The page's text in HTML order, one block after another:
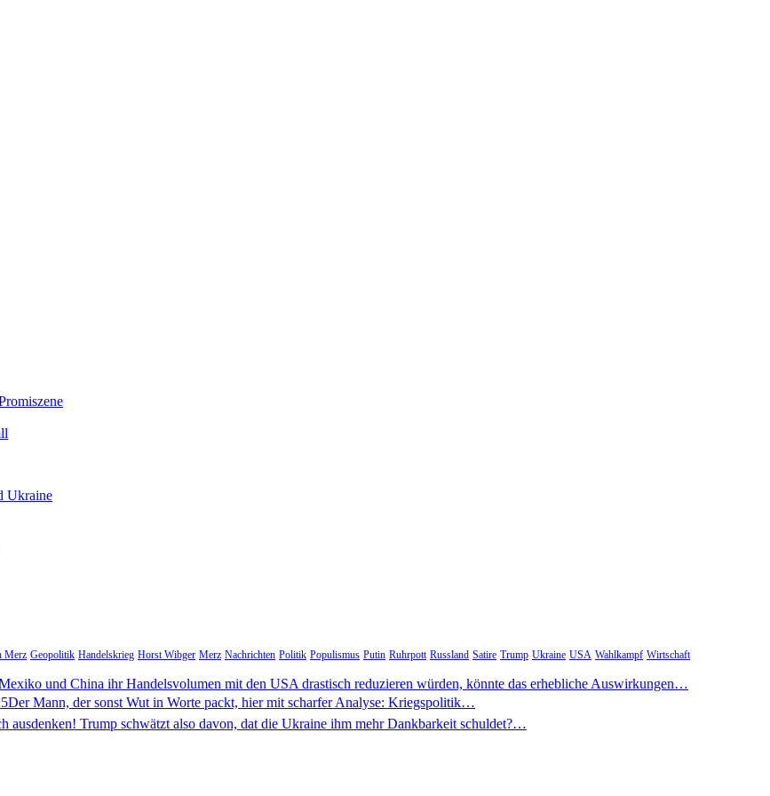
Ukraine
Merz Geopolitik Handelskrieg Horst Wibger Merz Nachrichten Politik Populismus Putin Ruhrpott Russland Satire Trump Ukraine USA Wahlkampf Wirtschaft
und China ihr Handelsvolumen mit den USA drastisch reduzieren würden, könnte das erhebliche Auswirkungen…
Mann, der sonst Wut in Worte packt, hier mit scharfer Analyse: Kriegspolitik…
ausdenken! Trump schwätzt also davon, dat die Ukraine ihm mehr Dankbarkeit schuldet?…